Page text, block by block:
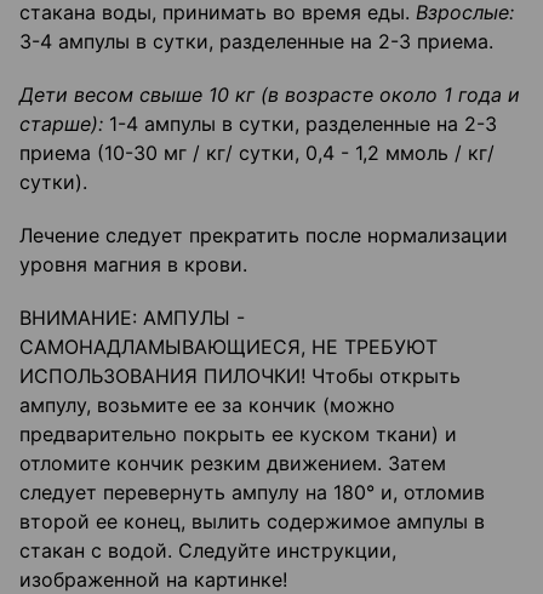
стакана воды, принимать во время еды. Взрослые:
3-4 ампулы в сутки, разделенные на 2-3 приема.
Дети весом свыше 10 кг (в возрасте около 1 года и
старше): 1-4 ампулы в сутки, разделенные на 2-3
приема (10-30 мг / кг/ сутки, 0,4 - 1,2 ммоль / кг/
сутки).
Лечение следует прекратить после нормализации
уровня магния в крови.
ВНИМАНИЕ: АМПУЛЫ -
САМОНАДЛАМЫВАЮЩИЕСЯ, НЕ ТРЕБУЮТ
ИСПОЛЬЗОВАНИЯ ПИЛОЧКИ! Чтобы открыть
ампулу, возьмите ее за кончик (можно
предварительно покрыть ее куском ткани) и
отломите кончик резким движением. Затем
следует перевернуть ампулу на 180° и, отломив
второй ее конец, вылить содержимое ампулы в
стакан с водой. Следуйте инструкции,
изображенной на картинке!